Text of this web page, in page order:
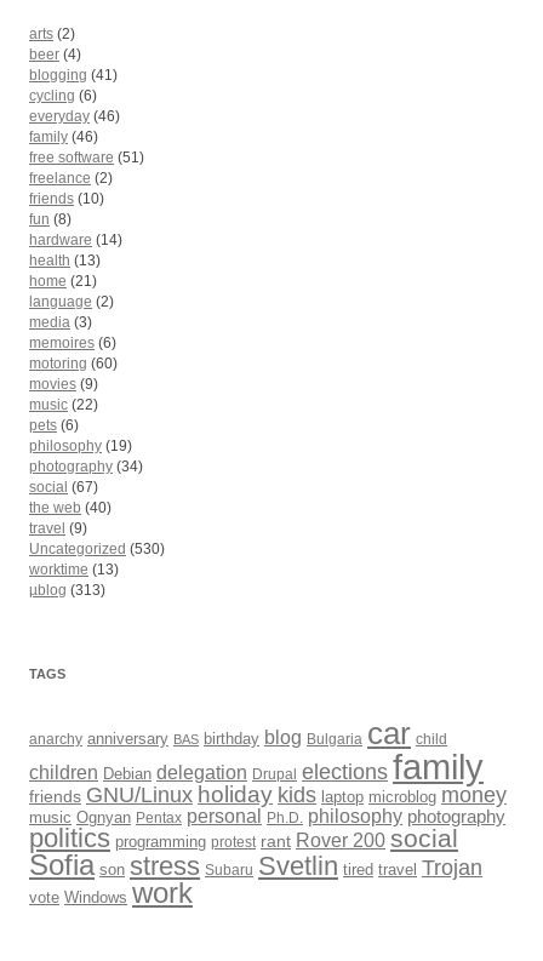
arts (2)
beer (4)
blogging (41)
cycling (6)
everyday (46)
family (46)
free software (51)
freelance (2)
friends (10)
fun (8)
hardware (14)
health (13)
home (21)
language (2)
media (3)
memoires (6)
motoring (60)
movies (9)
music (22)
pets (6)
philosophy (19)
photography (34)
social (67)
the web (40)
travel (9)
Uncategorized (530)
worktime (13)
µblog (313)
TAGS
anarchy anniversary BAS birthday blog Bulgaria car child
children Debian delegation Drupal elections family
friends GNU/Linux holiday kids laptop microblog money
music Ognyan Pentax personal Ph.D. philosophy photography
politics programming protest rant Rover 200 social
Sofia son stress Subaru Svetlin tired travel Trojan
vote Windows work